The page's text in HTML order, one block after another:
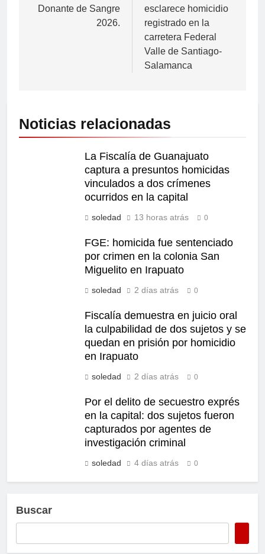
Donante de Sangre
2026.
esclarece homicidio
registrado en la
carretera Federal
Valle de Santiago-
Salamanca
Noticias relacionadas
La Fiscalía de Guanajuato
captura a presuntos homicidas
vinculados a dos crímenes
ocurridos en la capital
soledad 13 horas atrás 0
FGE: homicida fue sentenciado
por crimen en la colonia San
Miguelito en Irapuato
soledad 2 días atrás 0
Fiscalía demuestra en juicio oral
la culpabilidad de dos sujetos y se
quedan en prisión por homicidio
en Irapuato
soledad 2 días atrás 0
Por el delito de secuestro exprés
en la capital: dos sujetos fueron
capturados por agentes de
investigación criminal
soledad 4 días atrás 0
Buscar